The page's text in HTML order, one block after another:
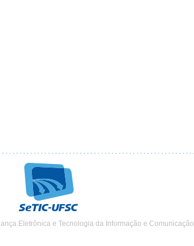
Eletrônica e Tecnologia da Informação e Comunicação